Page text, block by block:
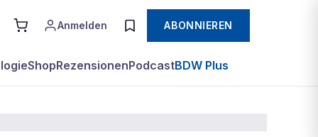
Anmelden ABONNIEREN
ShopRezensionenPodcastBDW Plus